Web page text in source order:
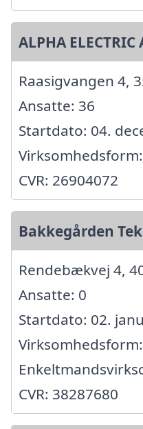
ALPHA ELECTRIC
Raasigvangen 4,
Ansatte: 36
Startdato: 04.
CVR: 26904072
Bakkegården
Rendebækvej 4,
Ansatte: 0
Startdato: 02.
Virksomhedsform:
CVR: 38287680